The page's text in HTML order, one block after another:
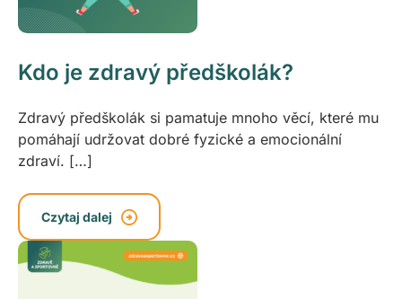
Kdo je zdravý předškolák?
Zdravý předškolák si pamatuje mnoho věcí, které mu
pomáhají udržovat dobré fyzické a emocionální
zdraví. […]
Czytaj dalej